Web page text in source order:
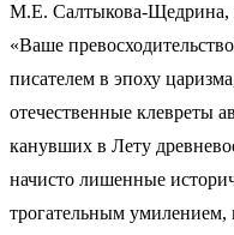
М.Е. Салтыкова-Щедрина,
«Ваше
писателем в эпоху
отечественные клевреты
канувших в Лету
начисто лишенные
трогательным умилением,